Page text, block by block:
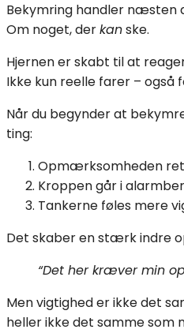
Bekymring handler næsten
Om noget, derkanske.
Hjernen er skabt til at
Ikke kun reelle farer – også
Når du begynder at
ting:
Opmærksomheden
Kroppen går i
Tankerne føles mere
Det skaber en stærk indre
“Det her kræver min
Men vigtighed er ikke det
heller ikke det samme som